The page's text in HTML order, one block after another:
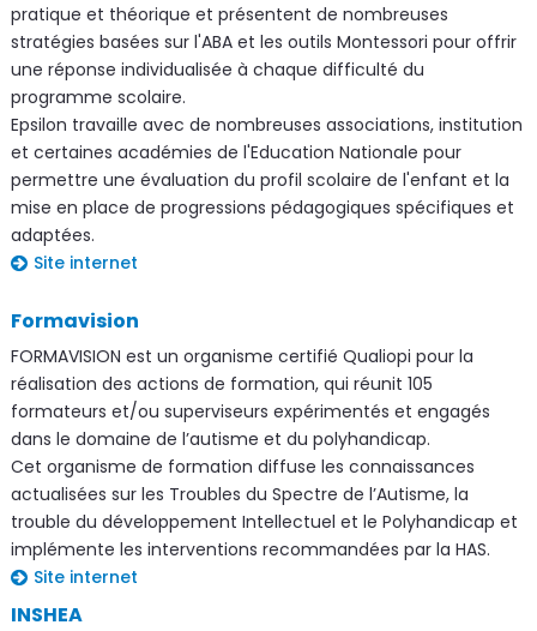
pratique et théorique et présentent de nombreuses
stratégies basées sur l'ABA et les outils Montessori pour offrir
une réponse individualisée à chaque difficulté du
programme scolaire.
Epsilon travaille avec de nombreuses associations, institution
et certaines académies de l'Education Nationale pour
permettre une évaluation du profil scolaire de l'enfant et la
mise en place de progressions pédagogiques spécifiques et
adaptées.
Site internet
Formavision
FORMAVISION est un organisme certifié Qualiopi pour la
réalisation des actions de formation, qui réunit 105
formateurs et/ou superviseurs expérimentés et engagés
dans le domaine de l’autisme et du polyhandicap.
Cet organisme de formation diffuse les connaissances
actualisées sur les Troubles du Spectre de l’Autisme, la
trouble du développement Intellectuel et le Polyhandicap et
implémente les interventions recommandées par la HAS.
Site internet
INSHEA